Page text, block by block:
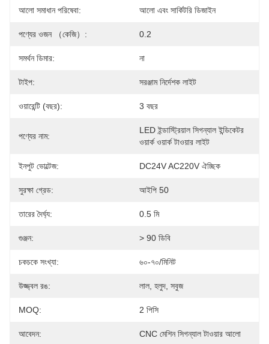
আলো সমাধান পরিষেবা: আলো এবং সার্কিটরি ডিজাইন
পণ্যের ওজন （কেজি）: 0.2
সমর্থন ডিমার: না
টাইপ: সরঞ্জাম নির্দেশক লাইট
ওয়ারেন্টি (বছর): 3 বছর
পণ্যের নাম:
LED ইন্ডাস্ট্রিয়াল সিগন্যাল ইন্ডিকেটর
ওয়ার্ক ওয়ার্ক টাওয়ার লাইট
ইনপুট ভোল্টেজ: DC24V AC220V ঐচ্ছিক
সুরক্ষা গ্রেড: আইপি 50
তারের দৈর্ঘ্য: 0.5 মি
গুঞ্জন: > 90 ডিবি
চকচকে সংখ্যা: ৬০-৭০/মিনিট
উজ্জ্বল রঙ: লাল, হলুদ, সবুজ
MOQ: 2 পিসি
আবেদন: CNC মেশিন সিগন্যাল টাওয়ার আলো